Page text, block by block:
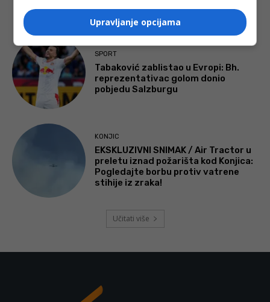
SPORT
Tabaković zablistao u Evropi: Bh.
reprezentativac golom donio
pobjedu Salzburgu
KONJIC
EKSKLUZIVNI SNIMAK / Air Tractor u
preletu iznad požarišta kod Konjica:
Pogledajte borbu protiv vatrene
stihije iz zraka!
Učitati više
Upravljanje opcijama